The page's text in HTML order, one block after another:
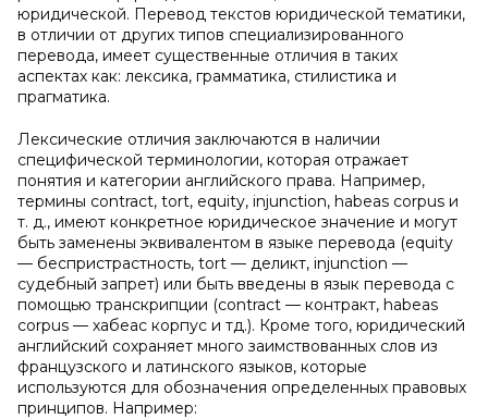
юридической. Перевод текстов юридической тематики,
в отличии от других типов специализированного
перевода, имеет существенные отличия в таких
аспектах как: лексика, грамматика, стилистика и
прагматика.
Лексические отличия заключаются в наличии
специфической терминологии, которая отражает
понятия и категории английского права. Например,
термины contract, tort, equity, injunction, habeas corpus и
т. д., имеют конкретное юридическое значение и могут
быть заменены эквивалентом в языке перевода (equity
— беспристрастность, tort — деликт, injunction —
судебный запрет) или быть введены в язык перевода с
помощью транскрипции (contract — контракт, habeas
corpus — хабеас корпус и тд.). Кроме того, юридический
английский сохраняет много заимствованных слов из
французского и латинского языков, которые
используются для обозначения определенных правовых
принципов. Например: